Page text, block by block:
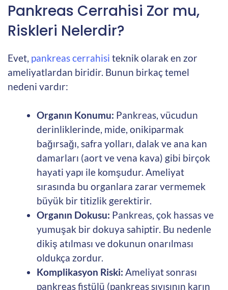
Pankreas Cerrahisi Zor mu,
Riskleri Nelerdir?
Evet, pankreas cerrahisi teknik olarak en zor
ameliyatlardan biridir. Bunun birkaç temel
nedeni vardır:
Organın Konumu: Pankreas, vücudun
derinliklerinde, mide, onikiparmak
bağırsağı, safra yolları, dalak ve ana kan
damarları (aort ve vena kava) gibi birçok
hayati yapı ile komşudur. Ameliyat
sırasında bu organlara zarar vermemek
büyük bir titizlik gerektirir.
Organın Dokusu: Pankreas, çok hassas ve
yumuşak bir dokuya sahiptir. Bu nedenle
dikiş atılması ve dokunun onarılması
oldukça zordur.
Komplikasyon Riski: Ameliyat sonrası
pankreas fistülü (pankreas sıvısının karın